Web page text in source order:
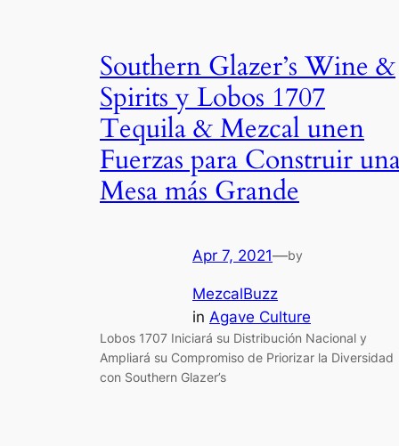
Southern Glazer’s Wine &
Spirits y Lobos 1707
Tequila & Mezcal unen
Fuerzas para Construir
Mesa más Grande
Apr 7, 2021—by
MezcalBuzz
in Agave Culture
Lobos 1707 Iniciará su Distribución Nacional y
Ampliará su Compromiso de Priorizar la Diversidad
con Southern Glazer’s